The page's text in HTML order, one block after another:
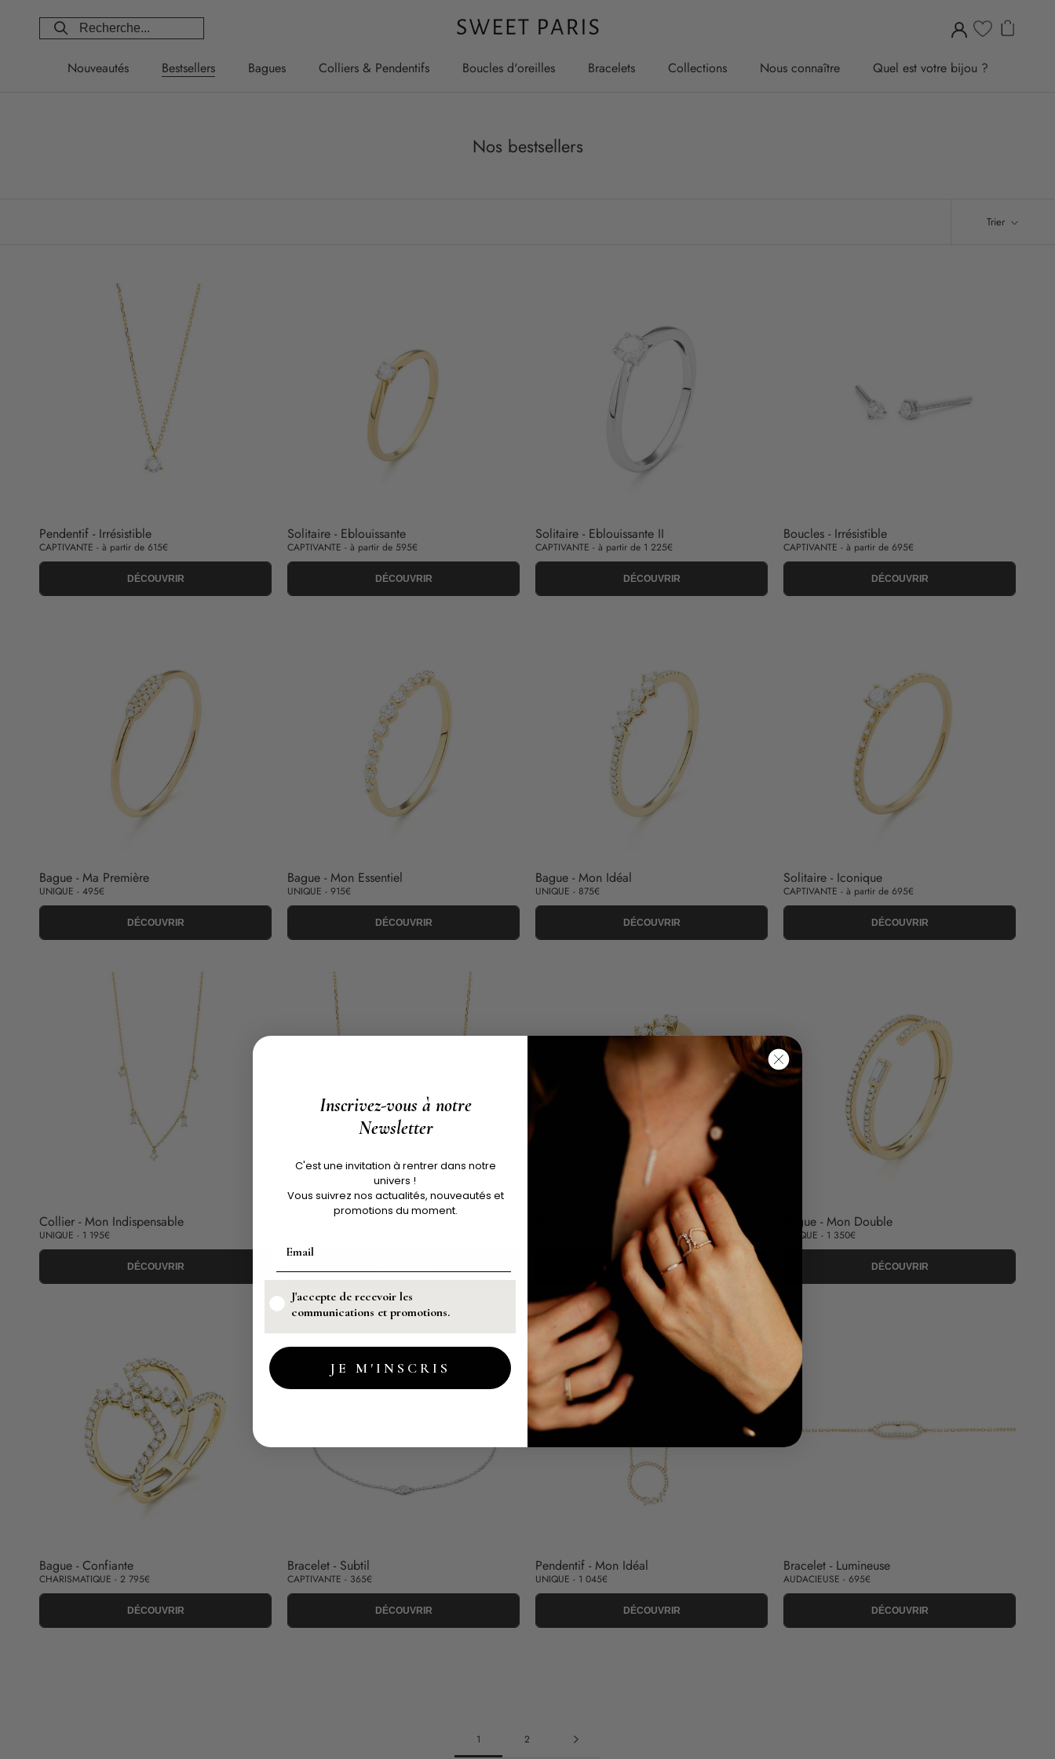
Nouveautés Bestsellers
Bestsellers
Bagues Colliers & Pendentifs Boucles d'oreilles Bracelets Collections Nous connaître Quel est votre bijou ?
Nos bestsellers
Trier
Pendentif - Irrésistible
CAPTIVANTE - à partir de 615€
DÉCOUVRIR
Solitaire - Eblouissante
CAPTIVANTE - à partir de 595€
DÉCOUVRIR
Solitaire - Eblouissante II
CAPTIVANTE - à partir de 1 225€
DÉCOUVRIR
Boucles - Irrésistible
CAPTIVANTE - à partir de 695€
DÉCOUVRIR
Bague - Ma Première
UNIQUE - 495€
DÉCOUVRIR
Bague - Mon Essentiel
UNIQUE - 915€
DÉCOUVRIR
Bague - Mon Idéal
UNIQUE - 875€
DÉCOUVRIR
Solitaire - Iconique
CAPTIVANTE - à partir de 695€
DÉCOUVRIR
Collier - Mon Indispensable
UNIQUE - 1 195€
DÉCOUVRIR
Collier - Mon Inséparable Bague - Inventive
TALENTUEUSE - 1 395€
DÉCOUVRIR
Bague - Mon Double
UNIQUE - 1 350€
DÉCOUVRIR
Bague - Confiante
CHARISMATIQUE - 2 795€
DÉCOUVRIR
Bracelet - Subtil
CAPTIVANTE - 365€
DÉCOUVRIR
Pendentif - Mon Idéal
UNIQUE - 1 045€
DÉCOUVRIR
Bracelet - Lumineuse
AUDACIEUSE - 695€
DÉCOUVRIR
1 2
Inscrivez-vous à notre
Newsletter
C'est une invitation à rentrer dans notre
univers !
Vous suivrez nos actualités, nouveautés et
promotions du moment.
J'accepte de recevoir les
communications et promotions.
JE M'INSCRIS